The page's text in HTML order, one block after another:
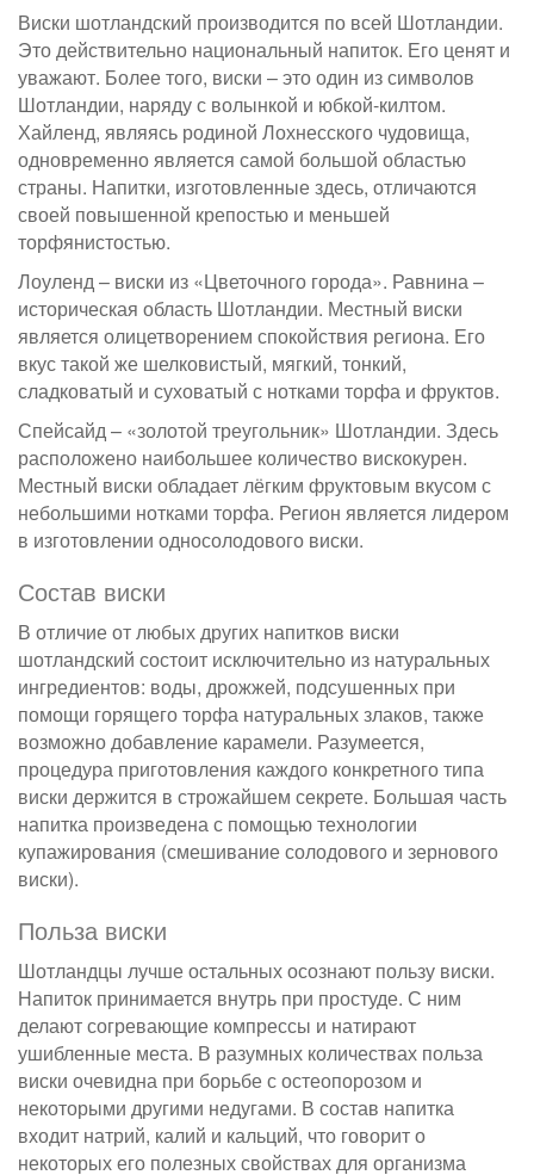
Виски шотландский производится по всей Шотландии.
Это действительно национальный напиток. Его ценят и
уважают. Более того, виски – это один из символов
Шотландии, наряду с волынкой и юбкой-килтом.
Хайленд, являясь родиной Лохнесского чудовища,
одновременно является самой большой областью
страны. Напитки, изготовленные здесь, отличаются
своей повышенной крепостью и меньшей
торфянистостью.
Лоуленд – виски из «Цветочного города». Равнина –
историческая область Шотландии. Местный виски
является олицетворением спокойствия региона. Его
вкус такой же шелковистый, мягкий, тонкий,
сладковатый и суховатый с нотками торфа и фруктов.
Спейсайд – «золотой треугольник» Шотландии. Здесь
расположено наибольшее количество вискокурен.
Местный виски обладает лёгким фруктовым вкусом с
небольшими нотками торфа. Регион является лидером
в изготовлении односолодового виски.
Состав виски
В отличие от любых других напитков виски
шотландский состоит исключительно из натуральных
ингредиентов: воды, дрожжей, подсушенных при
помощи горящего торфа натуральных злаков, также
возможно добавление карамели. Разумеется,
процедура приготовления каждого конкретного типа
виски держится в строжайшем секрете. Большая часть
напитка произведена с помощью технологии
купажирования (смешивание солодового и зернового
виски).
Польза виски
Шотландцы лучше остальных осознают пользу виски.
Напиток принимается внутрь при простуде. С ним
делают согревающие компрессы и натирают
ушибленные места. В разумных количествах польза
виски очевидна при борьбе с остеопорозом и
некоторыми другими недугами. В состав напитка
входит натрий, калий и кальций, что говорит о
некоторых его полезных свойствах для организма